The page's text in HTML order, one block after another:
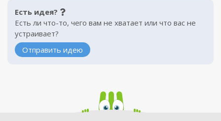
Есть идея?
Есть ли что-то, чего вам не хватает или что вас не
устраивает?
Отправить идею